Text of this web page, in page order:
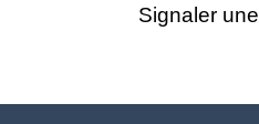
Signaler